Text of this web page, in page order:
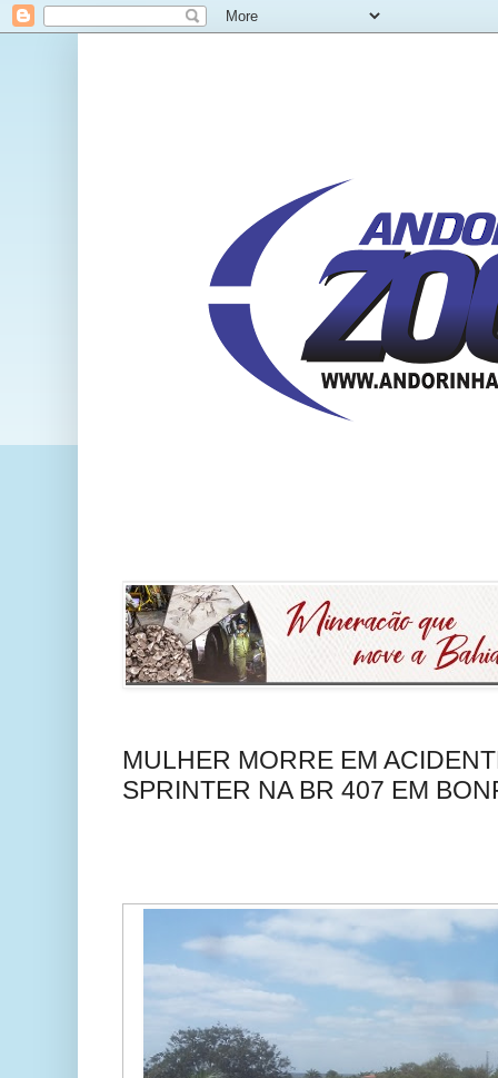
MULHER MORRE EM
SPRINTER NA BR 407 EM